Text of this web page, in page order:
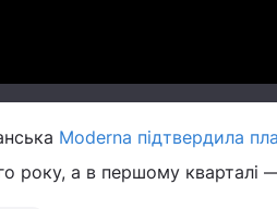
Moderna підтвердила
року, а в першому